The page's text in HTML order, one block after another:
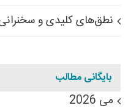
نطق‌های کلیدی و
بایگانی مطالب
می 2026